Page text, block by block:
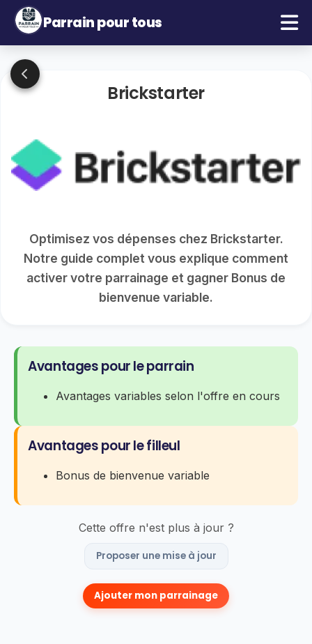
Parrain pour tous
Brickstarter
Optimisez vos dépenses chez Brickstarter.
Notre guide complet vous explique comment
activer votre parrainage et gagner Bonus de
bienvenue variable.
Avantages pour le parrain
Avantages variables selon l'offre en cours
Avantages pour le filleul
Bonus de bienvenue variable
Cette offre n'est plus à jour ?
Proposer une mise à jour
Ajouter mon parrainage